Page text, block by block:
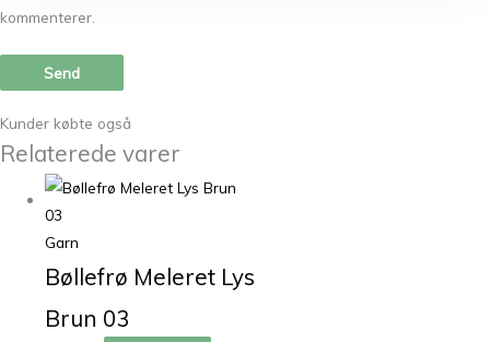
kommenterer.
Kunder købte også
Relaterede varer
Garn
Bøllefrø Meleret Lys
Brun 03